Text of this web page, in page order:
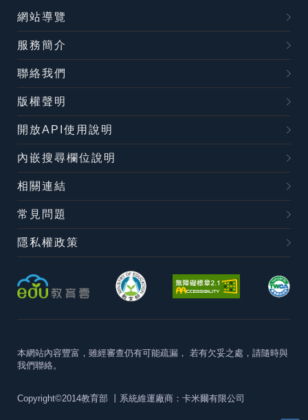
網站導覽
服務簡介
聯絡我們
版權聲明
開放API使用說明
內嵌搜尋欄位說明
相關連結
常見問題
隱私權政策
本網站內容豐富，雖經審查仍有可能疏漏， 若有欠妥之處，請隨時與
我們聯絡。
Copyright©2014教育部 丨系統維運廠商：卡米爾有限公司